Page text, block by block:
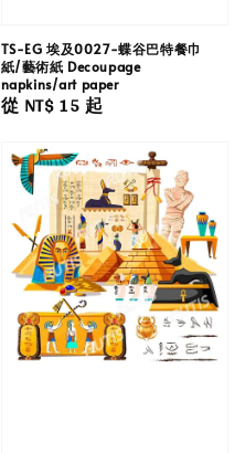
TS-EG 埃及0027-蝶谷巴特餐巾
紙/藝術紙 Decoupage
napkins/art paper
Regular
從 NT$ 15起